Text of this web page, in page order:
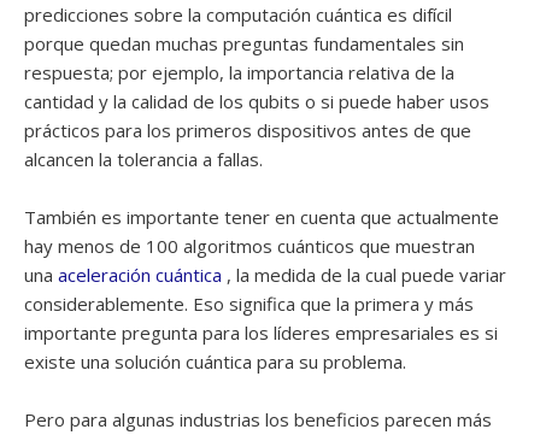
predicciones sobre la computación cuántica es difícil
porque quedan muchas preguntas fundamentales sin
respuesta; por ejemplo, la importancia relativa de la
cantidad y la calidad de los qubits o si puede haber usos
prácticos para los primeros dispositivos antes de que
alcancen la tolerancia a fallas.
También es importante tener en cuenta que actualmente
hay menos de 100 algoritmos cuánticos que muestran
una aceleración cuántica , la medida de la cual puede variar
considerablemente. Eso significa que la primera y más
importante pregunta para los líderes empresariales es si
existe una solución cuántica para su problema.
Pero para algunas industrias los beneficios parecen más